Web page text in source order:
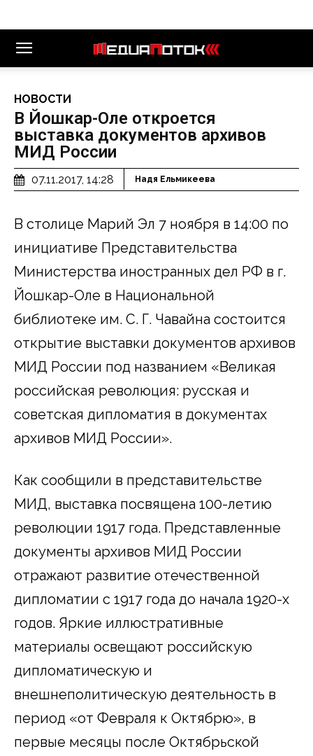
НОВОСТИ
В Йошкар-Оле откроется
выставка документов архивов
МИД России
07.11.2017, 14:28 Надя Ельмикеева
В столице Марий Эл 7 ноября в 14:00 по
инициативе Представительства
Министерства иностранных дел РФ в г.
Йошкар-Оле в Национальной
библиотеке им. С. Г. Чавайна состоится
открытие выставки документов архивов
МИД России под названием «Великая
российская революция: русская и
советская дипломатия в документах
архивов МИД России».
Как сообщили в представительстве
МИД, выставка посвящена 100-летию
революции 1917 года. Представленные
документы архивов МИД России
отражают развитие отечественной
дипломатии с 1917 года до начала 1920-х
годов. Яркие иллюстративные
материалы освещают российскую
дипломатическую и
внешнеполитическую деятельность в
период «от Февраля к Октябрю», в
первые месяцы после Октябрьской